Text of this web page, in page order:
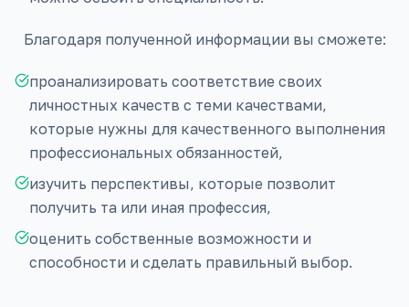
Благодаря полученной информации вы сможете:
проанализировать соответствие своих
личностных качеств с теми качествами,
которые нужны для качественного выполнения
профессиональных обязанностей,
изучить перспективы, которые позволит
получить та или иная профессия,
оценить собственные возможности и
способности и сделать правильный выбор.